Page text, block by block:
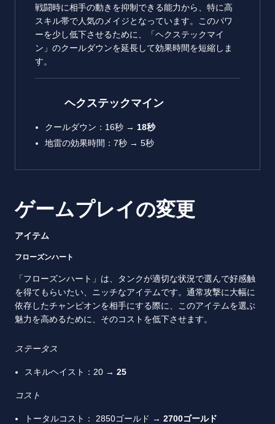
戦闘時に相手の動きを抑制できる能力から、特に高
スキル帯で人気のメイジとなっています。このパワ
ーを少し低下させるために、「ヘクステックマイ
ン」のクールダウンを延長して効果時間を短縮しま
す。
ヘクステックマイン
クールダウン：16秒 → 18秒
地雷の効果時間：7秒 → 5秒
ゲームプレイの変更
アイテム
フローズンハート
「フローズンハート」は、タンクが適切な状況で選んで好感触
を得てもらいたい、ニッチなアイテムです。通常攻撃に大幅に
依存したチャンピオンを相手にする際に、このアイテムを選ぶ
魅力を高めるために、そのコストを低下させます。
ステータス
スキルヘイスト：20 → 25
コスト
トータルコスト： 2850ゴールド → 2700ゴールド